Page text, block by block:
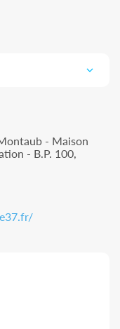
- Maison
- B.P. 100,